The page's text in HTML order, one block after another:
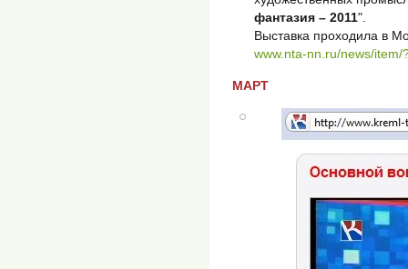
фантазия – 2011".
Выставка проходила в
www.nta-nn.ru/news/item/
МАРТ